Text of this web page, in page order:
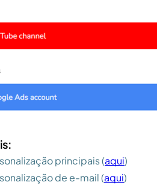
principais (aqui)
de e-mail (aqui)